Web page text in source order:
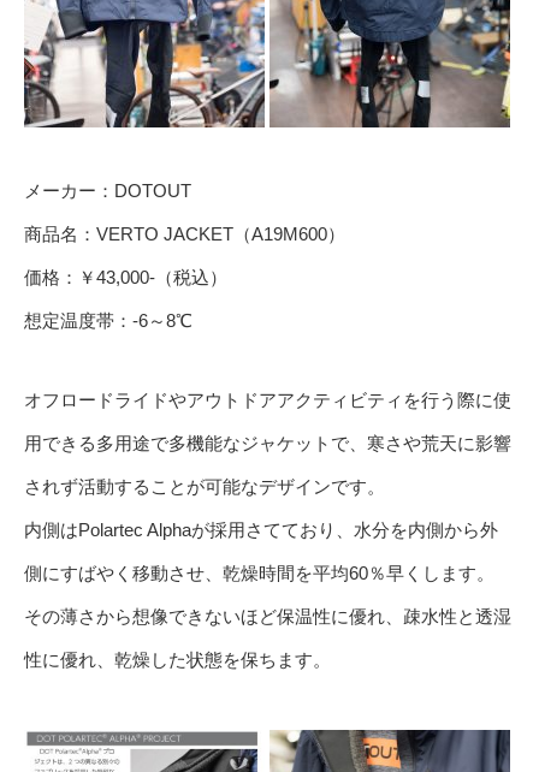
メーカー：DOTOUT
商品名：VERTO JACKET（A19M600）
価格：￥43,000-（税込）
想定温度帯：-6～8℃
オフロードライドやアウトドアアクティビティを行う際に使
用できる多用途で多機能なジャケットで、寒さや荒天に影響
されず活動することが可能なデザインです。
内側はPolartec Alphaが採用さてており、水分を内側から外
側にすばやく移動させ、乾燥時間を平均60％早くします。
その薄さから想像できないほど保温性に優れ、疎水性と透湿
性に優れ、乾燥した状態を保ちます。